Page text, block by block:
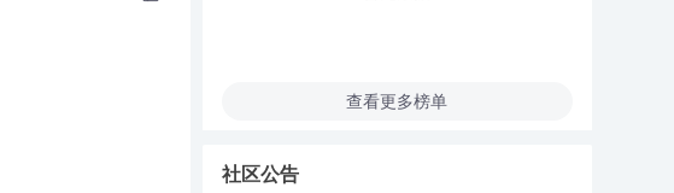
查看更多榜单
社区公告